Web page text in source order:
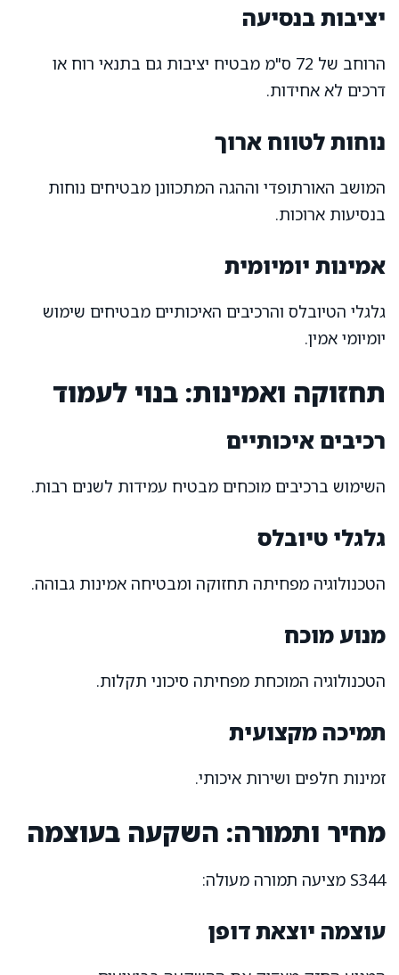
יציבות בנסיעה
הרוחב של 72 ס"מ מבטיח יציבות גם בתנאי רוח או
דרכים לא אחידות.
נוחות לטווח ארוך
המושב האורתופדי וההגה המתכוונן מבטיחים נוחות
בנסיעות ארוכות.
אמינות יומיומית
גלגלי הטיובלס והרכיבים האיכותיים מבטיחים שימוש
יומיומי אמין.
תחזוקה ואמינות: בנוי לעמוד
רכיבים איכותיים
השימוש ברכיבים מוכחים מבטיח עמידות לשנים רבות.
גלגלי טיובלס
הטכנולוגיה מפחיתה תחזוקה ומבטיחה אמינות גבוהה.
מנוע מוכח
הטכנולוגיה המוכחת מפחיתה סיכוני תקלות.
תמיכה מקצועית
זמינות חלפים ושירות איכותי.
מחיר ותמורה: השקעה בעוצמה
S344 מציעה תמורה מעולה:
עוצמה יוצאת דופן